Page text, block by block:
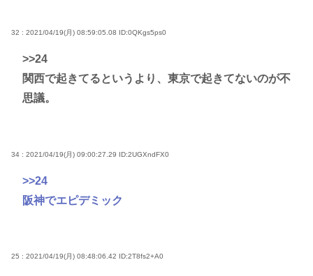
32 : 2021/04/19(月) 08:59:05.08 ID:0QKgs5ps0
>>24
関西で起きてるというより、東京で起きてないのが不
思議。
34 : 2021/04/19(月) 09:00:27.29 ID:2UGXndFX0
>>24
阪神でエピデミック
25 : 2021/04/19(月) 08:48:06.42 ID:2T8fs2+A0